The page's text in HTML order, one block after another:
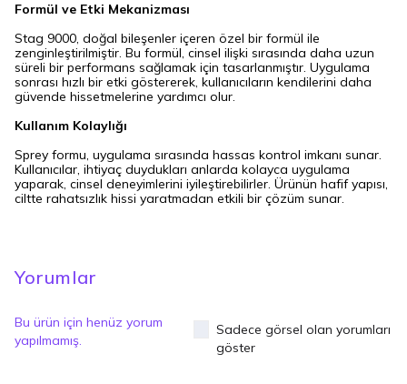
Formül ve Etki Mekanizması
Stag 9000, doğal bileşenler içeren özel bir formül ile
zenginleştirilmiştir. Bu formül, cinsel ilişki sırasında daha uzun
süreli bir performans sağlamak için tasarlanmıştır. Uygulama
sonrası hızlı bir etki göstererek, kullanıcıların kendilerini daha
güvende hissetmelerine yardımcı olur.
Kullanım Kolaylığı
Sprey formu, uygulama sırasında hassas kontrol imkanı sunar.
Kullanıcılar, ihtiyaç duydukları anlarda kolayca uygulama
yaparak, cinsel deneyimlerini iyileştirebilirler. Ürünün hafif yapısı,
ciltte rahatsızlık hissi yaratmadan etkili bir çözüm sunar.
Yorumlar
Bu ürün için henüz yorum
yapılmamış.
Sadece görsel olan yorumları
göster